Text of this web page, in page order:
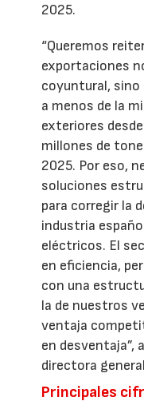
2025.
“Queremos
exportaciones
coyuntural, sino
a menos de la
exteriores
millones de
2025. Por eso,
soluciones
para corregir la
industria
eléctricos. El
en eficiencia,
con una
la de nuestros
ventaja
en desventaja”,
directora
Principales